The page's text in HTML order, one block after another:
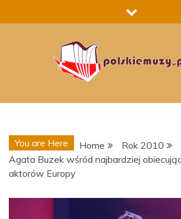
to
You are Here Home
Rok 2010
Agata Buzek wśród najbardziej
aktorów Europy